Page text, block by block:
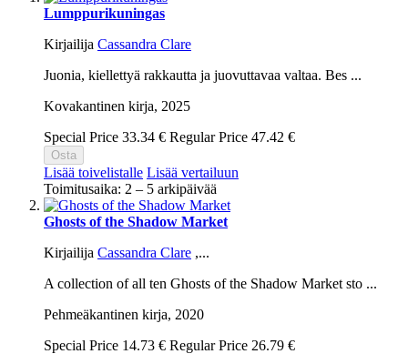
Lumppurikuningas
Kirjailija Cassandra Clare
Juonia, kiellettyä rakkautta ja juovuttavaa valtaa. Bes ...
Kovakantinen kirja, 2025
Special Price 33.34 € Regular Price 47.42 €
Osta
Lisää toivelistalle Lisää vertailuun
Toimitusaika: 2 – 5 arkipäivää
Ghosts of the Shadow Market
Kirjailija Cassandra Clare ,...
A collection of all ten Ghosts of the Shadow Market sto ...
Pehmeäkantinen kirja, 2020
Special Price 14.73 € Regular Price 26.79 €